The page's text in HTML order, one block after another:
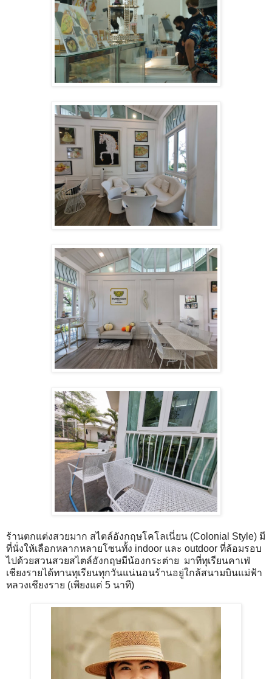
ร้านตกแต่งสวยมาก สไตล์อังกฤษโคโลเนี่ยน (Colonial Style) มี
ที่นั่งให้เลือกหลากหลายโซนทั้ง indoor และ outdoor ที่ล้อมรอบ
ไปด้วยสวนสวยสไตล์อังกฤษมีน้องกระต่าย มาที่ทุเรียนคาเฟ่
เชียงรายได้ทานทุเรียนทุกวันแน่นอนร้านอยู่ใกล้สนามบินแม่ฟ้า
หลวงเชียงราย (เพียงแค่ 5 นาที)